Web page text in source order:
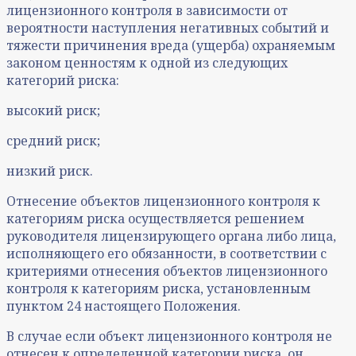
лицензионного контроля в зависимости от
вероятности наступления негативных событий и
тяжести причинения вреда (ущерба) охраняемым
законом ценностям к одной из следующих
категорий риска:
высокий риск;
средний риск;
низкий риск.
Отнесение объектов лицензионного контроля к
категориям риска осуществляется решением
руководителя лицензирующего органа либо лица,
исполняющего его обязанности, в соответствии с
критериями отнесения объектов лицензионного
контроля к категориям риска, установленным
пунктом 24 настоящего Положения.
В случае если объект лицензионного контроля не